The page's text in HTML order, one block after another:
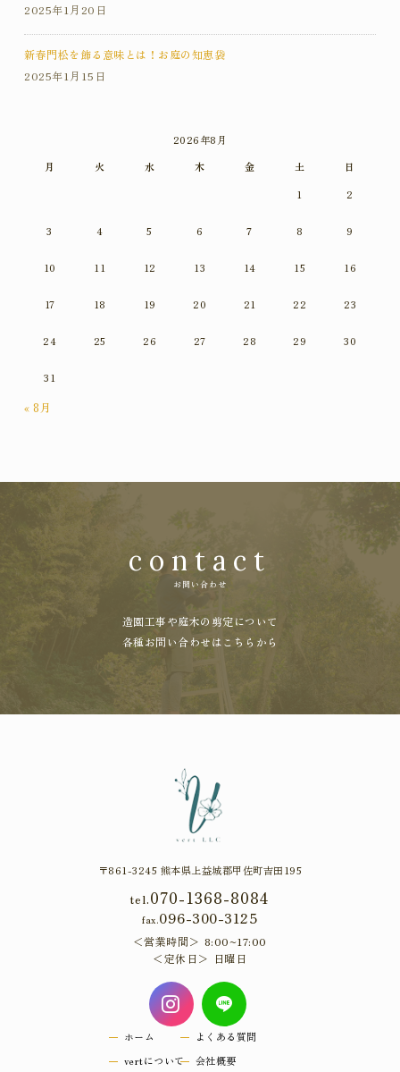
2025年1月20日
新春門松を飾る意味とは！お庭の知恵袋
2025年1月15日
2026年8月
月
火 水 木 金 土
日
1
2
3 4 5 6 7 8 9
10 11 12 13 14 15 16
17 18 19 20 21 22 23
24 25 26 27 28 29 30
31
« 8月
contact
お問い合わせ
造園工事や庭木の剪定について
各種お問い合わせはこちらから
〒861-3245 熊本県上益城郡甲佐町吉田195
tel.070-1368-8084
fax.096-300-3125
営業時間
8:00~17:00
定休日
日曜日
ホーム
vertについて
よくある質問
会社概要